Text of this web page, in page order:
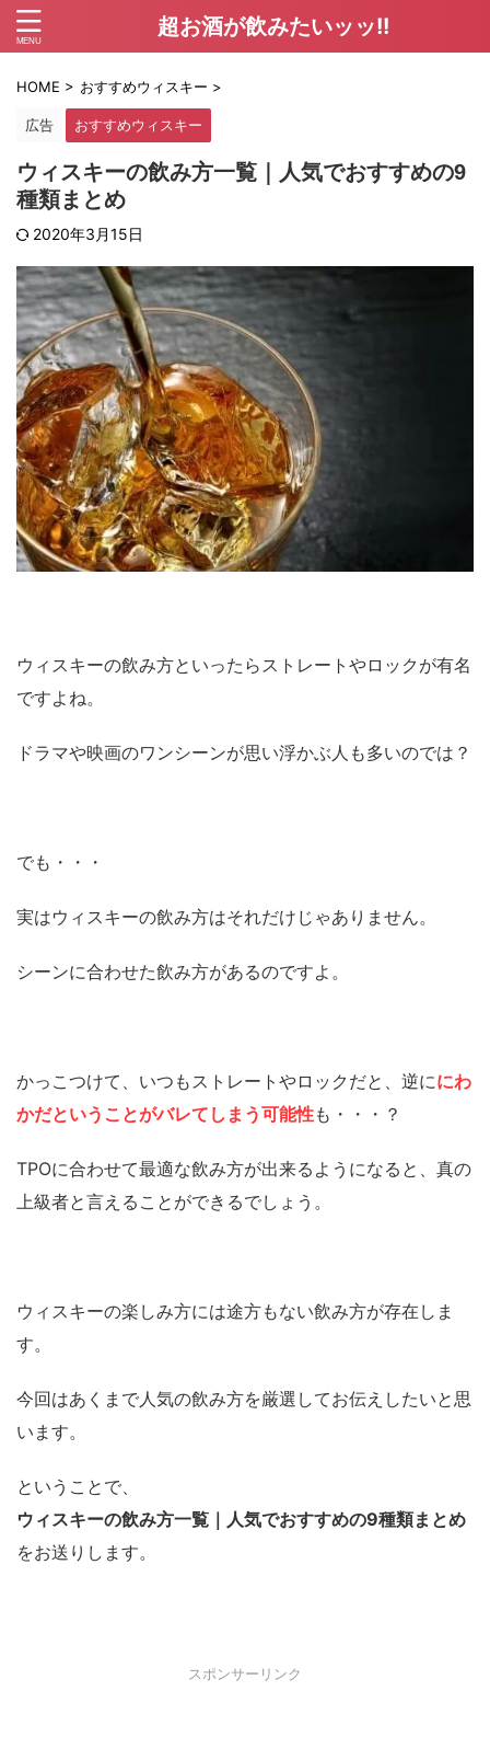
超お酒が飲みたいッッ!!
HOME > おすすめウィスキー >
広告 おすすめウィスキー
ウィスキーの飲み方一覧｜人気でおすすめの9
種類まとめ
2020年3月15日
ウィスキーの飲み方といったらストレートやロックが有名
ですよね。
ドラマや映画のワンシーンが思い浮かぶ人も多いのでは？
でも・・・
実はウィスキーの飲み方はそれだけじゃありません。
シーンに合わせた飲み方があるのですよ。
かっこつけて、いつもストレートやロックだと、逆ににわ
かだということがバレてしまう可能性も・・・？
TPOに合わせて最適な飲み方が出来るようになると、真の
上級者と言えることができるでしょう。
ウィスキーの楽しみ方には途方もない飲み方が存在しま
す。
今回はあくまで人気の飲み方を厳選してお伝えしたいと思
います。
ということで、
ウィスキーの飲み方一覧｜人気でおすすめの9種類まとめ
をお送りします。
スポンサーリンク